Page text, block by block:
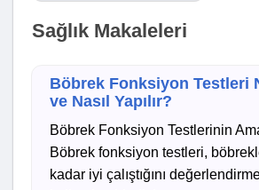
Sağlık Makaleleri
Böbrek Fonksiyon Testleri
ve Nasıl Yapılır?
Böbrek Fonksiyon Testlerinin
Böbrek fonksiyon testleri,
kadar iyi çalıştığını